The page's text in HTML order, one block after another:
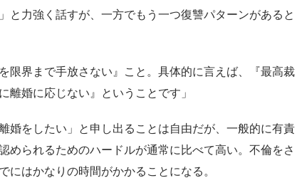
と力強く話すが、一方でもう一つ復讐パターンがあると
限界まで手放さない』こと。具体的に言えば、『最高裁
離婚に応じない』ということです」
婚をしたい」と申し出ることは自由だが、一般的に有責
められるためのハードルが通常に比べて高い。不倫をさ
にはかなりの時間がかかることになる。